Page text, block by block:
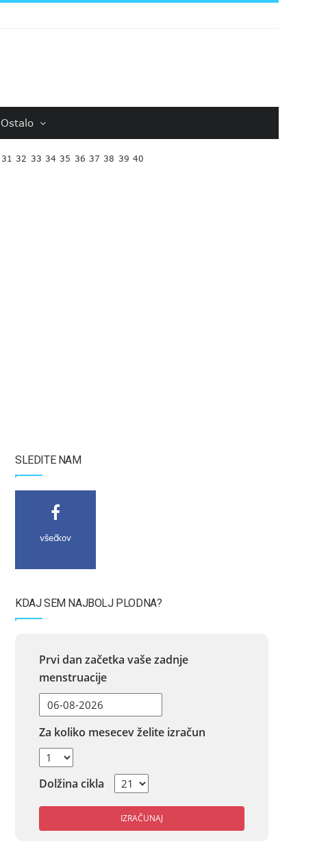
Ostalo
31 32 33 34 35 36 37 38 39 40
SLEDITE NAM
všečkov
KDAJ SEM NAJBOLJ PLODNA?
Prvi dan začetka vaše zadnje
menstruacije
Za koliko mesecev želite izračun
Dolžina cikla
IZRAČUNAJ